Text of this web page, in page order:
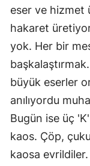
eser ve hizmet
hakaret
yok. Her bir
büyük eserler
anılıyordu
Bugün ise üç
kaos. Çöp,
kaosa